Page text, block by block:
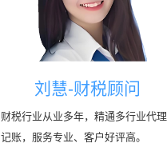
刘慧-财税顾问
财税行业从业多年，精通多行业代理
记账，服务专业、客户好评高。